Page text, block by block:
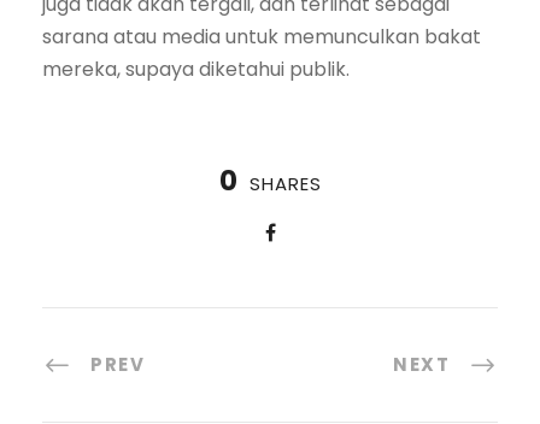
sarana atau media untuk memunculkan bakat
mereka, supaya diketahui publik.
0 SHARES
PREV NEXT